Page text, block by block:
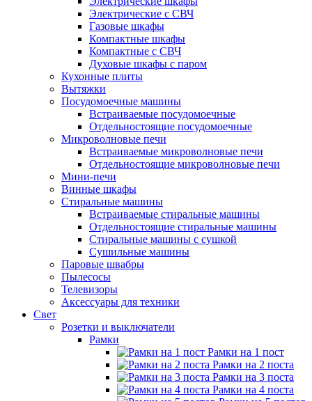
Электрические с СВЧ
Газовые шкафы
Компактные шкафы
Компактные с СВЧ
Духовые шкафы с паром
Кухонные плиты
Вытяжки
Посудомоечные машины
Встраиваемые посудомоечные
Отдельностоящие посудомоечные
Микроволновые печи
Встраиваемые микроволновые печи
Отдельностоящие микроволновые печи
Мини-печи
Винные шкафы
Стиральные машины
Встраиваемые стиральные машины
Отдельностоящие стиральные машины
Стиральные машины с сушкой
Сушильные машины
Паровые швабры
Пылесосы
Телевизоры
Аксессуары для техники
Свет
Розетки и выключатели
Рамки
Рамки на 1 пост
Рамки на 2 поста
Рамки на 3 поста
Рамки на 4 поста